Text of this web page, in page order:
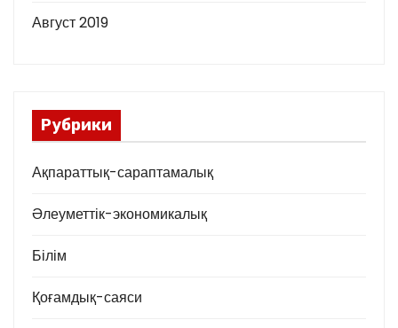
Август 2019
Рубрики
Ақпараттық-сараптамалық
Әлеуметтік-экономикалық
Білім
Қоғамдық-саяси